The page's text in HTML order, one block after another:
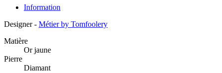
Information
Designer - Métier by Tomfoolery
Matière
Or jaune
Pierre
Diamant